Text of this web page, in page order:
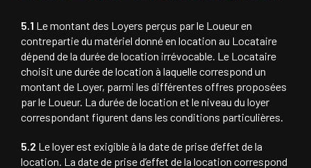
5.1 Le montant des Loyers perçus par le Loueur en
contrepartie du matériel donné en location au Locataire
dépend de la durée de location irrévocable. Le Locataire
choisit une durée de location à laquelle correspond un
montant de Loyer, parmi les différentes offres proposées
par le Loueur. La durée de location et le niveau du loyer
correspondant figurent dans les conditions particulières.
5.2 Le loyer est exigible à la date de prise d’effet de la
location. La date de prise d’effet de la location correspond